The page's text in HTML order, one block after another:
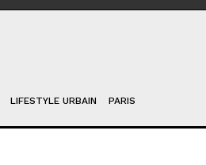
LIFESTYLE URBAIN PARIS